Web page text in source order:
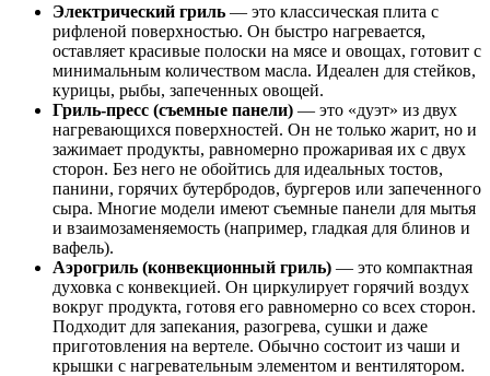
Электрический гриль — это классическая плита с
рифленой поверхностью. Он быстро нагревается,
оставляет красивые полоски на мясе и овощах, готовит с
минимальным количеством масла. Идеален для стейков,
курицы, рыбы, запеченных овощей.
Гриль-пресс (съемные панели) — это «дуэт» из двух
нагревающихся поверхностей. Он не только жарит, но и
зажимает продукты, равномерно прожаривая их с двух
сторон. Без него не обойтись для идеальных тостов,
панини, горячих бутербродов, бургеров или запеченного
сыра. Многие модели имеют съемные панели для мытья
и взаимозаменяемость (например, гладкая для блинов и
вафель).
Аэрогриль (конвекционный гриль) — это компактная
духовка с конвекцией. Он циркулирует горячий воздух
вокруг продукта, готовя его равномерно со всех сторон.
Подходит для запекания, разогрева, сушки и даже
приготовления на вертеле. Обычно состоит из чаши и
крышки с нагревательным элементом и вентилятором.